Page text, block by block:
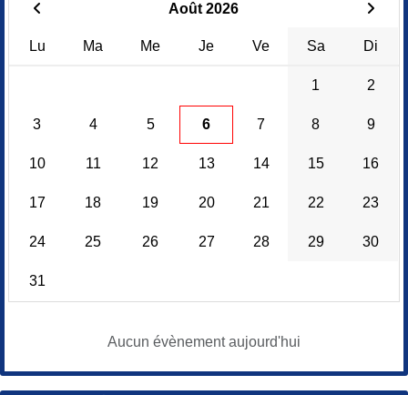
Août 2026
Lu Ma Me Je Ve Sa Di
1 2
3 4 5 6 7 8 9
10 11 12 13 14 15 16
17 18 19 20 21 22 23
24 25 26 27 28 29 30
31
Aucun évènement aujourd'hui